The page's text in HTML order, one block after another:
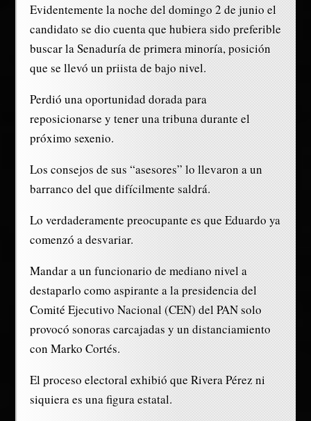
Evidentemente la noche del domingo 2 de junio el
candidato se dio cuenta que hubiera sido preferible
buscar la Senaduría de primera minoría, posición
que se llevó un priista de bajo nivel.
Perdió una oportunidad dorada para
reposicionarse y tener una tribuna durante el
próximo sexenio.
Los consejos de sus “asesores” lo llevaron a un
barranco del que difícilmente saldrá.
Lo verdaderamente preocupante es que Eduardo ya
comenzó a desvariar.
Mandar a un funcionario de mediano nivel a
destaparlo como aspirante a la presidencia del
Comité Ejecutivo Nacional (CEN) del PAN solo
provocó sonoras carcajadas y un distanciamiento
con Marko Cortés.
El proceso electoral exhibió que Rivera Pérez ni
siquiera es una figura estatal.